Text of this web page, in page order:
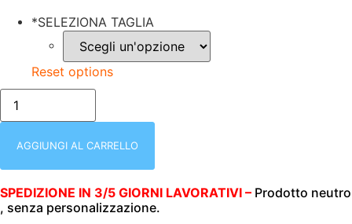
*SELEZIONA TAGLIA
Reset options
X/CASACCA
COLLO
A
(UOMO|DONNA)
BIANCA
CON
AGGIUNGI AL CARRELLO
SPEDIZIONE IN 3/5 GIORNI LAVORATIVI – Prodotto neutro
, senza personalizzazione.